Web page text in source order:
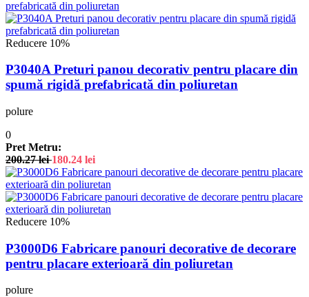
Reducere 10%
P3040A Preturi panou decorativ pentru placare din
spumă rigidă prefabricată din poliuretan
polure
0
Pret Metru:
200.27lei 180.24 lei
Reducere 10%
P3000D6 Fabricare panouri decorative de decorare
pentru placare exterioară din poliuretan
polure